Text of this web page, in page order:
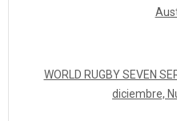
WORLD RUGBY SEVEN
diciembre,